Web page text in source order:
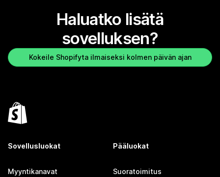
Haluatko lisätä
sovelluksen?
Kokeile Shopifyta ilmaiseksi kolmen päivän ajan
Sovellusluokat
Myyntikanavat
Pääluokat
Suoratoimitus